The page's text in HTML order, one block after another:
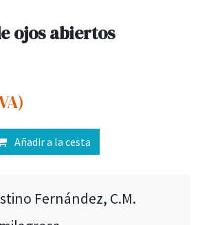
ojos abiertos
Añadir a la cesta
Fernández, C.M.